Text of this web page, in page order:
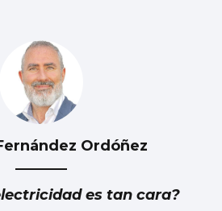
Ordóñez
es tan cara?